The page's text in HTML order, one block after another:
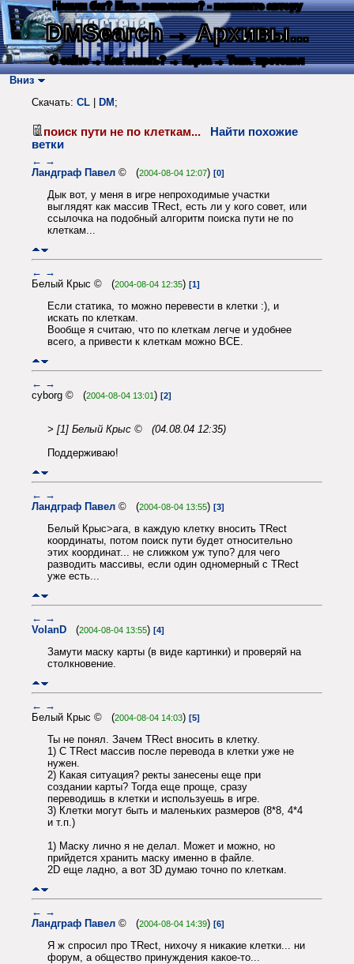
Нашли баг? Есть пожелания? - напишите автору
DMSearch→ Архивы...
О сайте → Как искать? → Карта → Текс. протокол
Вниз
Скачать: CL DM ;
поиск пути не по клеткам...
Найти похожие
ветки
← →
Ландграф Павел © (2004-08-04 12:07) [0]
Дык вот, у меня в игре непроходимые участки
выглядят как массив TRect, есть ли у кого совет, или
ссылочка на подобный алгоритм поиска пути не по
клеткам...
← →
Белый Крыс © (2004-08-04 12:35) [1]
Если статика, то можно перевести в клетки :), и
искать по клеткам.
Вообще я считаю, что по клеткам легче и удобнее
всего, а привести к клеткам можно ВСЕ.
← →
cyborg © (2004-08-04 13:01) [2]
> [1] Белый Крыс © (04.08.04 12:35)
Поддерживаю!
← →
Ландграф Павел © (2004-08-04 13:55) [3]
Белый Крыс>ага, в каждую клетку вносить TRect
координаты, потом поиск пути будет относительно
этих координат... не слижком уж тупо? для чего
разводить массивы, если один одномерный с TRect
уже есть...
← →
VolanD (2004-08-04 13:55) [4]
Замути маску карты (в виде картинки) и проверяй на
столкновение.
← →
Белый Крыс © (2004-08-04 14:03) [5]
Ты не понял. Зачем TRect вносить в клетку.
1) С TRect массив после перевода в клетки уже не
нужен.
2) Какая ситуация? ректы занесены еще при
создании карты? Тогда еще проще, сразу
переводишь в клетки и используешь в игре.
3) Клетки могут быть и маленьких размеров (8*8, 4*4
и т.п.)
1) Маску лично я не делал. Может и можно, но
прийдется хранить маску именно в файле.
2D еще ладно, а вот 3D думаю точно по клеткам.
← →
Ландграф Павел © (2004-08-04 14:39) [6]
Я ж спросил про TRect, нихочу я никакие клетки... ни
форум, а общество принуждения какое-то...